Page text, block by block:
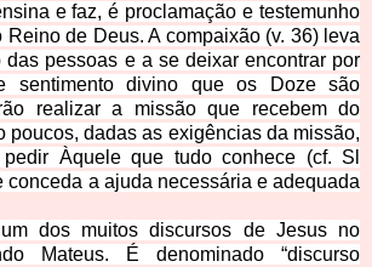
e faz, é proclamação e testemunho
de Deus. A compaixão (v. 36) leva
das pessoas e a se deixar encontrar por
sentimento divino que os Doze são
realizar a missão que recebem do
poucos, dadas as exigências da missão,
Àquele que tudo conhece (cf. Sl
conceda a ajuda necessária e adequada
dos muitos discursos de Jesus no
Mateus. É denominado “discurso